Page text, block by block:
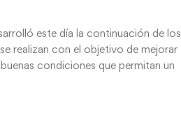
este día la continuación de los
realizan con el objetivo de mejorar
condiciones que permitan un